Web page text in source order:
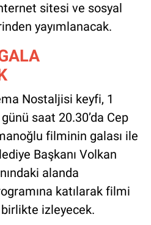
sitesi ve sosyal
yayımlanacak.
Nostaljisi keyfi, 1
saat 20.30’da Cep
filminin galası ile
Başkanı Volkan
alanda
katılarak filmi
izleyecek.